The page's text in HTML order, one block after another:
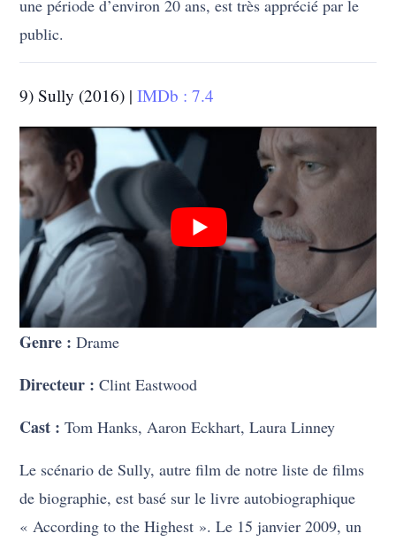
une période d’environ 20 ans, est très apprécié par le
public.
9) Sully (2016) |IMDb : 7.4
Genre : Drame
Directeur :Clint Eastwood
Cast :Tom Hanks, Aaron Eckhart, Laura Linney
Le scénario de Sully, autre film de notre liste de films
de biographie, est basé sur le livre autobiographique
« According to the Highest ». Le 15 janvier 2009, un